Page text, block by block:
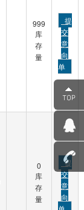
999
库
存
量
提
交
意
向
单
0
库
存
量
提
交
意
向